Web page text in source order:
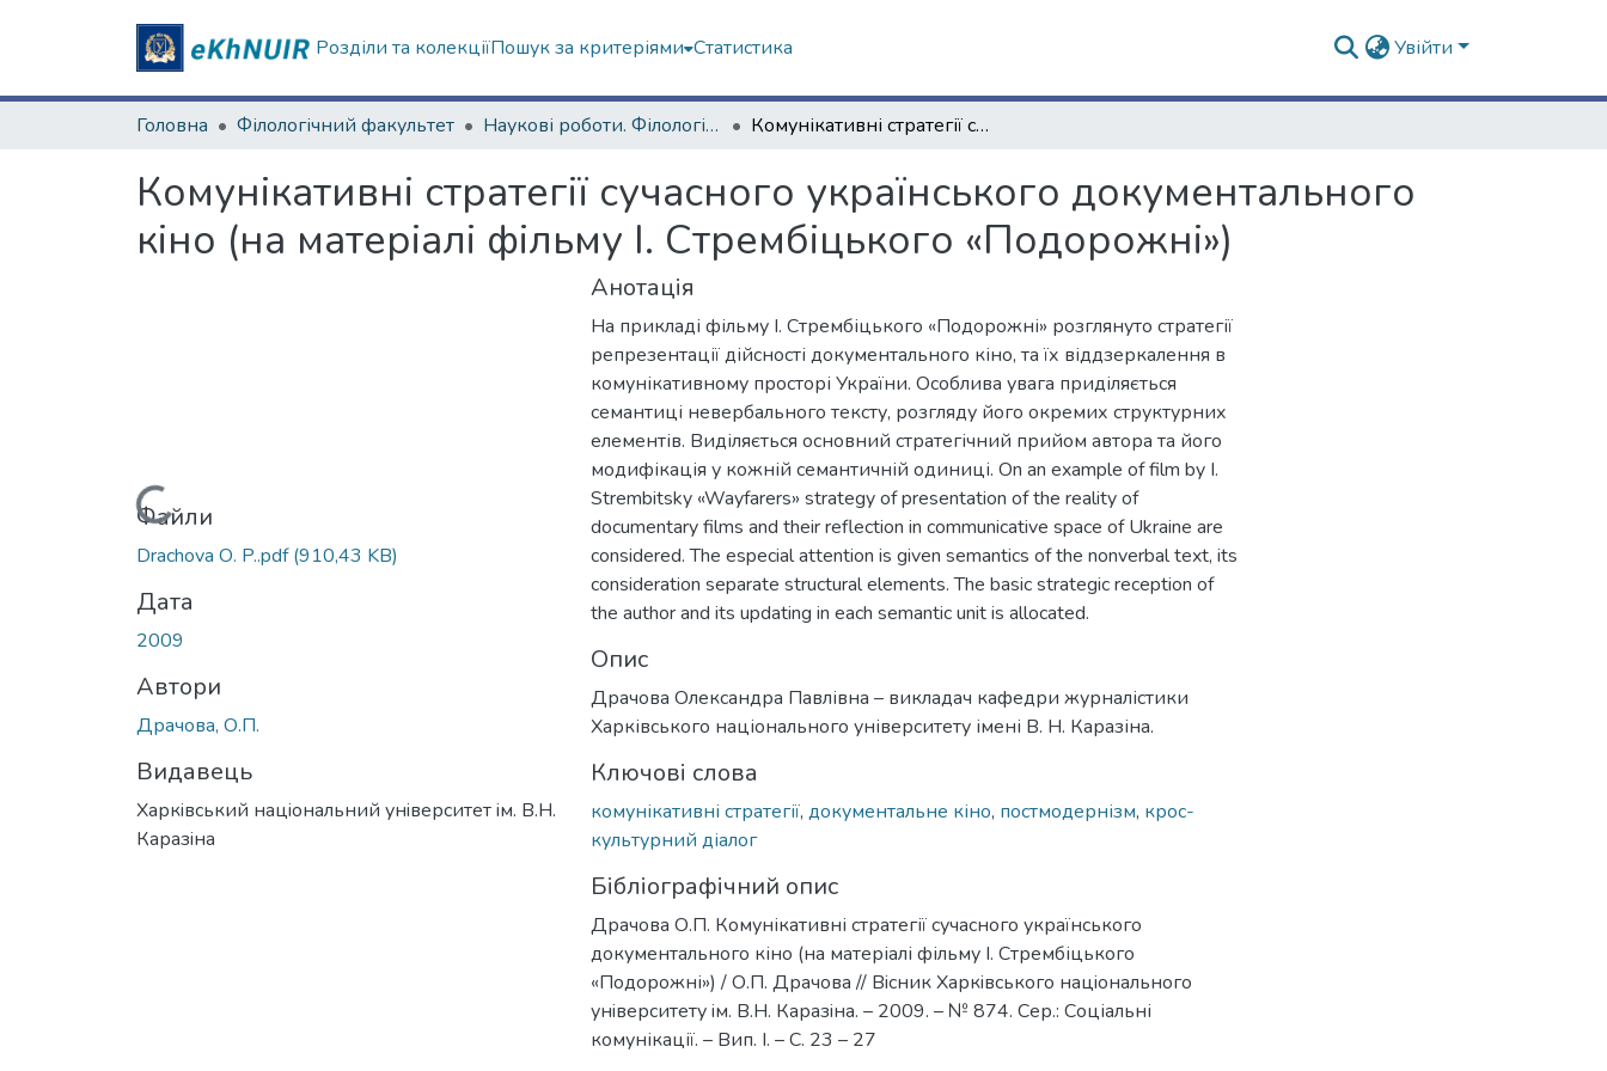
Розділи та колекціїПошук за критеріями Статистика Увійти
Головна Філологічний факультет Наукові роботи. Філологічний факультет Комунікативні стратегії сучасного українського документального кіно (на матеріалі фільму І. Стрембіцького «Подорожні»)
Комунікативні стратегії сучасного українського документального
кіно (на матеріалі фільму І. Стрембіцького «Подорожні»)
Вантажиться...
Файли
Drachova О. P..pdf(910,43 KB)
Дата
2009
Автори
Драчова, О.П.
Видавець
Харкiвський нацiональний унiверситет iм. В.Н.
Каразiна
Анотація
На прикладі фільму І. Стрембіцького «Подорожні» розглянуто стратегії
репрезентації дійсності документального кіно, та їх віддзеркалення в
комунікативному просторі України. Особлива увага приділяється
семантиці невербального тексту, розгляду його окремих структурних
елементів. Виділяється основний стратегічний прийом автора та його
модифікація у кожній семантичній одиниці. On an example of film by I.
Strembitsky «Wayfarers» strategy of presentation of the reality of
documentary films and their reflection in communicative space of Ukraine are
considered. The especial attention is given semantics of the nonverbal text, its
consideration separate structural elements. The basic strategic reception of
the author and its updating in each semantic unit is allocated.
Опис
Драчова Олександра Павлівна – викладач кафедри журналістики
Харківського національного університету імені В. Н. Каразіна.
Ключові слова
комунікативні стратегії, документальне кіно, постмодернізм, крос-
культурний діалог
Бібліографічний опис
Драчова О.П. Комунікативні стратегії сучасного українського
документального кіно (на матеріалі фільму І. Стрембіцького
«Подорожні») / О.П. Драчова // Вiсник Харкiвського нацiонального
унiверситету iм. В.Н. Каразiна. – 2009. – № 874. Сер.: Соціальні
комунікації. – Вип. І. – С. 23 – 27